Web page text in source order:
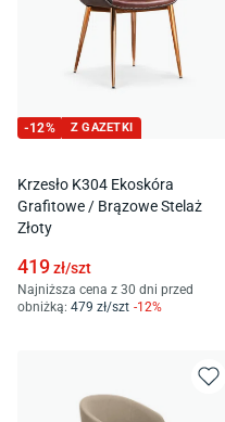
-12% Z GAZETKI
Krzesło K304 Ekoskóra
Grafitowe / Brązowe Stelaż
Złoty
419zł/szt
Najniższa cena z 30 dni przed
obniżką: 479 zł/szt -12%